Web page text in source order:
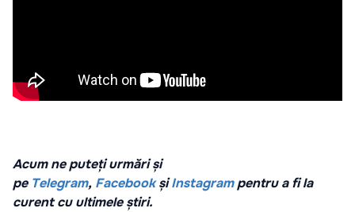
Acum ne puteți urmări și
pe Telegram, Facebook șiInstagrampentru a fi la
curent cu ultimele știri.